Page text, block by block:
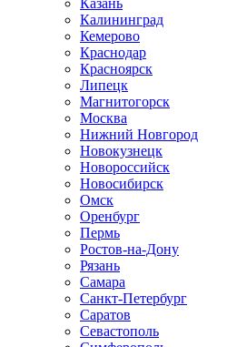
Казань
Калининград
Кемерово
Краснодар
Красноярск
Липецк
Магнитогорск
Москва
Нижний Новгород
Новокузнецк
Новороссийск
Новосибирск
Омск
Оренбург
Пермь
Ростов-на-Дону
Рязань
Самара
Санкт-Петербург
Саратов
Севастополь